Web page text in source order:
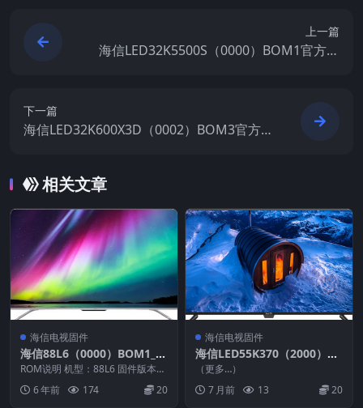
上一篇
海信LED32K5500S（0000）BOM1官方原
下一篇
海信LED32K600X3D（0002）BOM3官方原
相关文章
海信电视固件
海信88L6（0000）BOM1_C
010_20180322官方原厂USB
刷机电视固件包
ROM说明 机型：88L6 固件版本：
（0...6 年前 174 20
海信电视固件
海信LED55K370（2000）B
OM4升级VIDAA3软件数据2
0150813_U盘刷机固件
（更多…）
7 月前
13 20